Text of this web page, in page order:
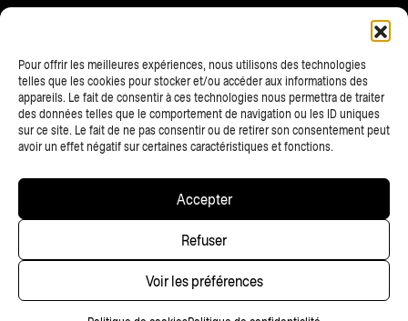
Pour offrir les meilleures expériences, nous utilisons des technologies
telles que les cookies pour stocker et/ou accéder aux informations des
appareils. Le fait de consentir à ces technologies nous permettra de traiter
des données telles que le comportement de navigation ou les ID uniques
sur ce site. Le fait de ne pas consentir ou de retirer son consentement peut
avoir un effet négatif sur certaines caractéristiques et fonctions.
Accepter
Refuser
Voir les préférences
reserved • Website